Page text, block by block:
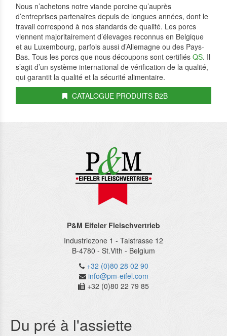
Nous n’achetons notre viande porcine qu’auprès
d’entreprises partenaires depuis de longues années, dont le
travail correspond à nos standards de qualité. Les porcs
viennent majoritairement d’élevages reconnus en Belgique
et au Luxembourg, parfois aussi d’Allemagne ou des Pays-
Bas. Tous les porcs que nous découpons sont certifiés QS. Il
s’agit d’un système international de vérification de la qualité,
qui garantit la qualité et la sécurité alimentaire.
CATALOGUE PRODUITS B2B
P&M Eifeler Fleischvertrieb
Industriezone 1 - Talstrasse 12
B-4780 - St.Vith - Belgium
+32 (0)80 28 02 90
info@pm-eifel.com
+32 (0)80 22 79 85
Du pré à l'assiette